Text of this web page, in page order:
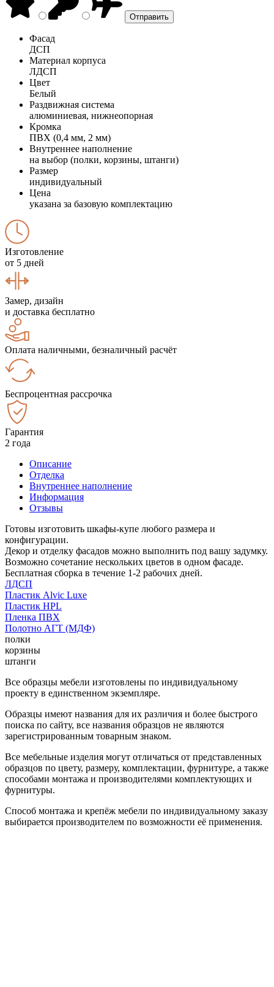
Фасад
ДСП
Материал корпуса
ЛДСП
Цвет
Белый
Раздвижная система
алюминиевая, нижнеопорная
Кромка
ПВХ (0,4 мм, 2 мм)
Внутреннее наполнение
на выбор (полки, корзины, штанги)
Размер
индивидуальный
Цена
указана за базовую комплектацию
Изготовление
от 5 дней
Замер, дизайн
и доставка бесплатно
Оплата наличными, безналичный расчёт
Беспроцентная рассрочка
Гарантия
2 года
Описание
Отделка
Внутреннее наполнение
Информация
Отзывы
Готовы изготовить шкафы-купе любого размера и
конфигурации.
Декор и отделку фасадов можно выполнить под вашу задумку.
Возможно сочетание нескольких цветов в одном фасаде.
Бесплатная сборка в течение 1-2 рабочих дней.
ЛДСП
Пластик Alvic Luxe
Пластик HPL
Пленка ПВХ
Полотно АГТ (МДФ)
полки
корзины
штанги
Все образцы мебели изготовлены по индивидуальному
проекту в единственном экземпляре.
Образцы имеют названия для их различия и более быстрого
поиска по сайту, все названия образцов не являются
зарегистрированным товарным знаком.
Все мебельные изделия могут отличаться от представленных
образцов по цвету, размеру, комплектации, фурнитуре, а также
способами монтажа и производителями комплектующих и
фурнитуры.
Способ монтажа и крепёж мебели по индивидуальному заказу
выбирается производителем по возможности её применения.